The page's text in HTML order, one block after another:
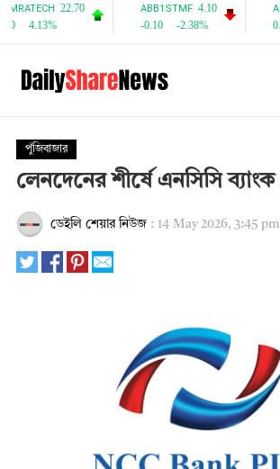
পুঁজিবাজার
লেনদেনের শীর্ষে এনসিসি ব্যাংক
ডেইলি শেয়ার নিউজ: 14 May 2026, 3:45 pm